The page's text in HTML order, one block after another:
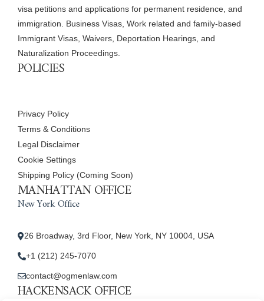
visa petitions and applications for permanent residence, and
immigration. Business Visas, Work related and family-based
Immigrant Visas, Waivers, Deportation Hearings, and
Naturalization Proceedings.
POLICIES
Privacy Policy
Terms & Conditions
Legal Disclaimer
Cookie Settings
Shipping Policy (Coming Soon)
MANHATTAN OFFICE
New York Office
26 Broadway, 3rd Floor, New York, NY 10004, USA
+1 (212) 245-7070
contact@ogmenlaw.com
HACKENSACK OFFICE